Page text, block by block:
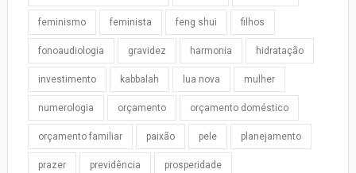
feminismo feminista feng shui filhos
fonoaudiologia gravidez harmonia hidratação
investimento kabbalah lua nova mulher
numerologia orçamento orçamento doméstico
orçamento familiar paixão pele planejamento
prazer previdência prosperidade